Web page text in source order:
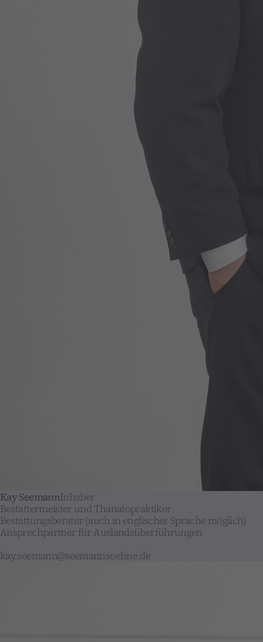
Kay SeemannInhaber
Bestattermeister und Thanatopraktiker
Bestattungsberater (auch in englischer Sprache möglich)
Ansprechpartner für Auslandsüberführungen
kay.seemann@seemannsoehne.de